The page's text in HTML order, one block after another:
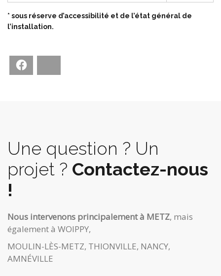
* sous réserve d’accessibilité et de l’état général de
l’installation.
Une question ? Un
projet ? Contactez-nous
!
Nous intervenons principalement à METZ, mais
également à WOIPPY,
MOULIN-LÈS-METZ, THIONVILLE, NANCY,
AMNÉVILLE